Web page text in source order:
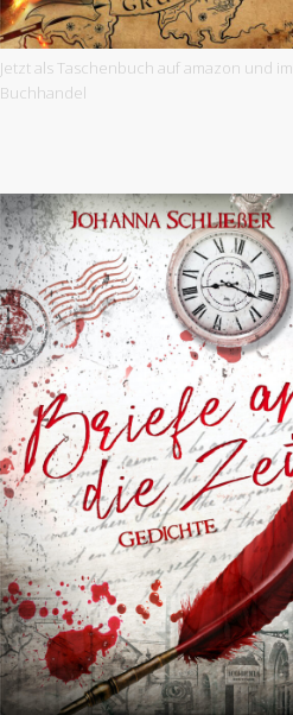
Jetzt als Taschenbuch auf amazon und im
Buchhandel